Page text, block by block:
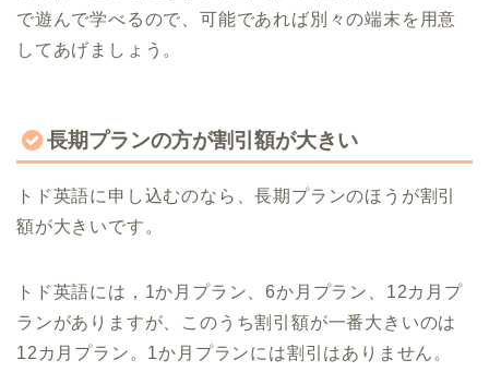
で遊んで学べるので、可能であれば別々の端末を用意
してあげましょう。
長期プランの方が割引額が大きい
トド英語に申し込むのなら、長期プランのほうが割引
額が大きいです。
トド英語には，1か月プラン、6か月プラン、12カ月プ
ランがありますが、このうち割引額が一番大きいのは
12カ月プラン。1か月プランには割引はありません。